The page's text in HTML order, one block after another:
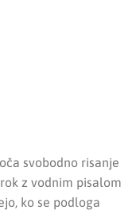
svobodno risanje
z vodnim pisalom
ko se podloga